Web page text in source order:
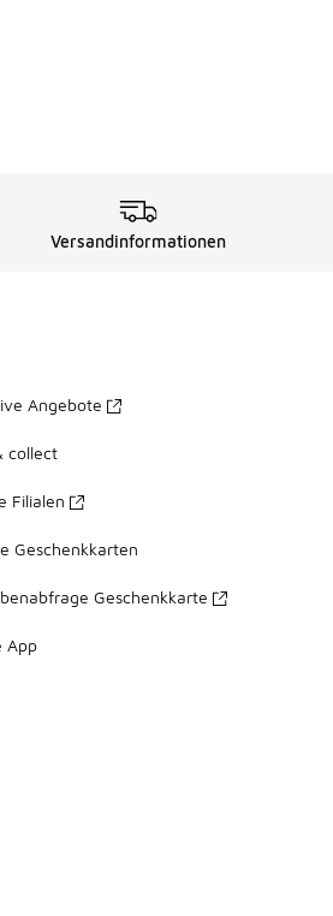
Versandinformationen
Angebote
collect
Filialen
Geschenkkarten
Geschenkkarte
App